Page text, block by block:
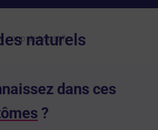
coup de boost ?
naturels
dans ces
?